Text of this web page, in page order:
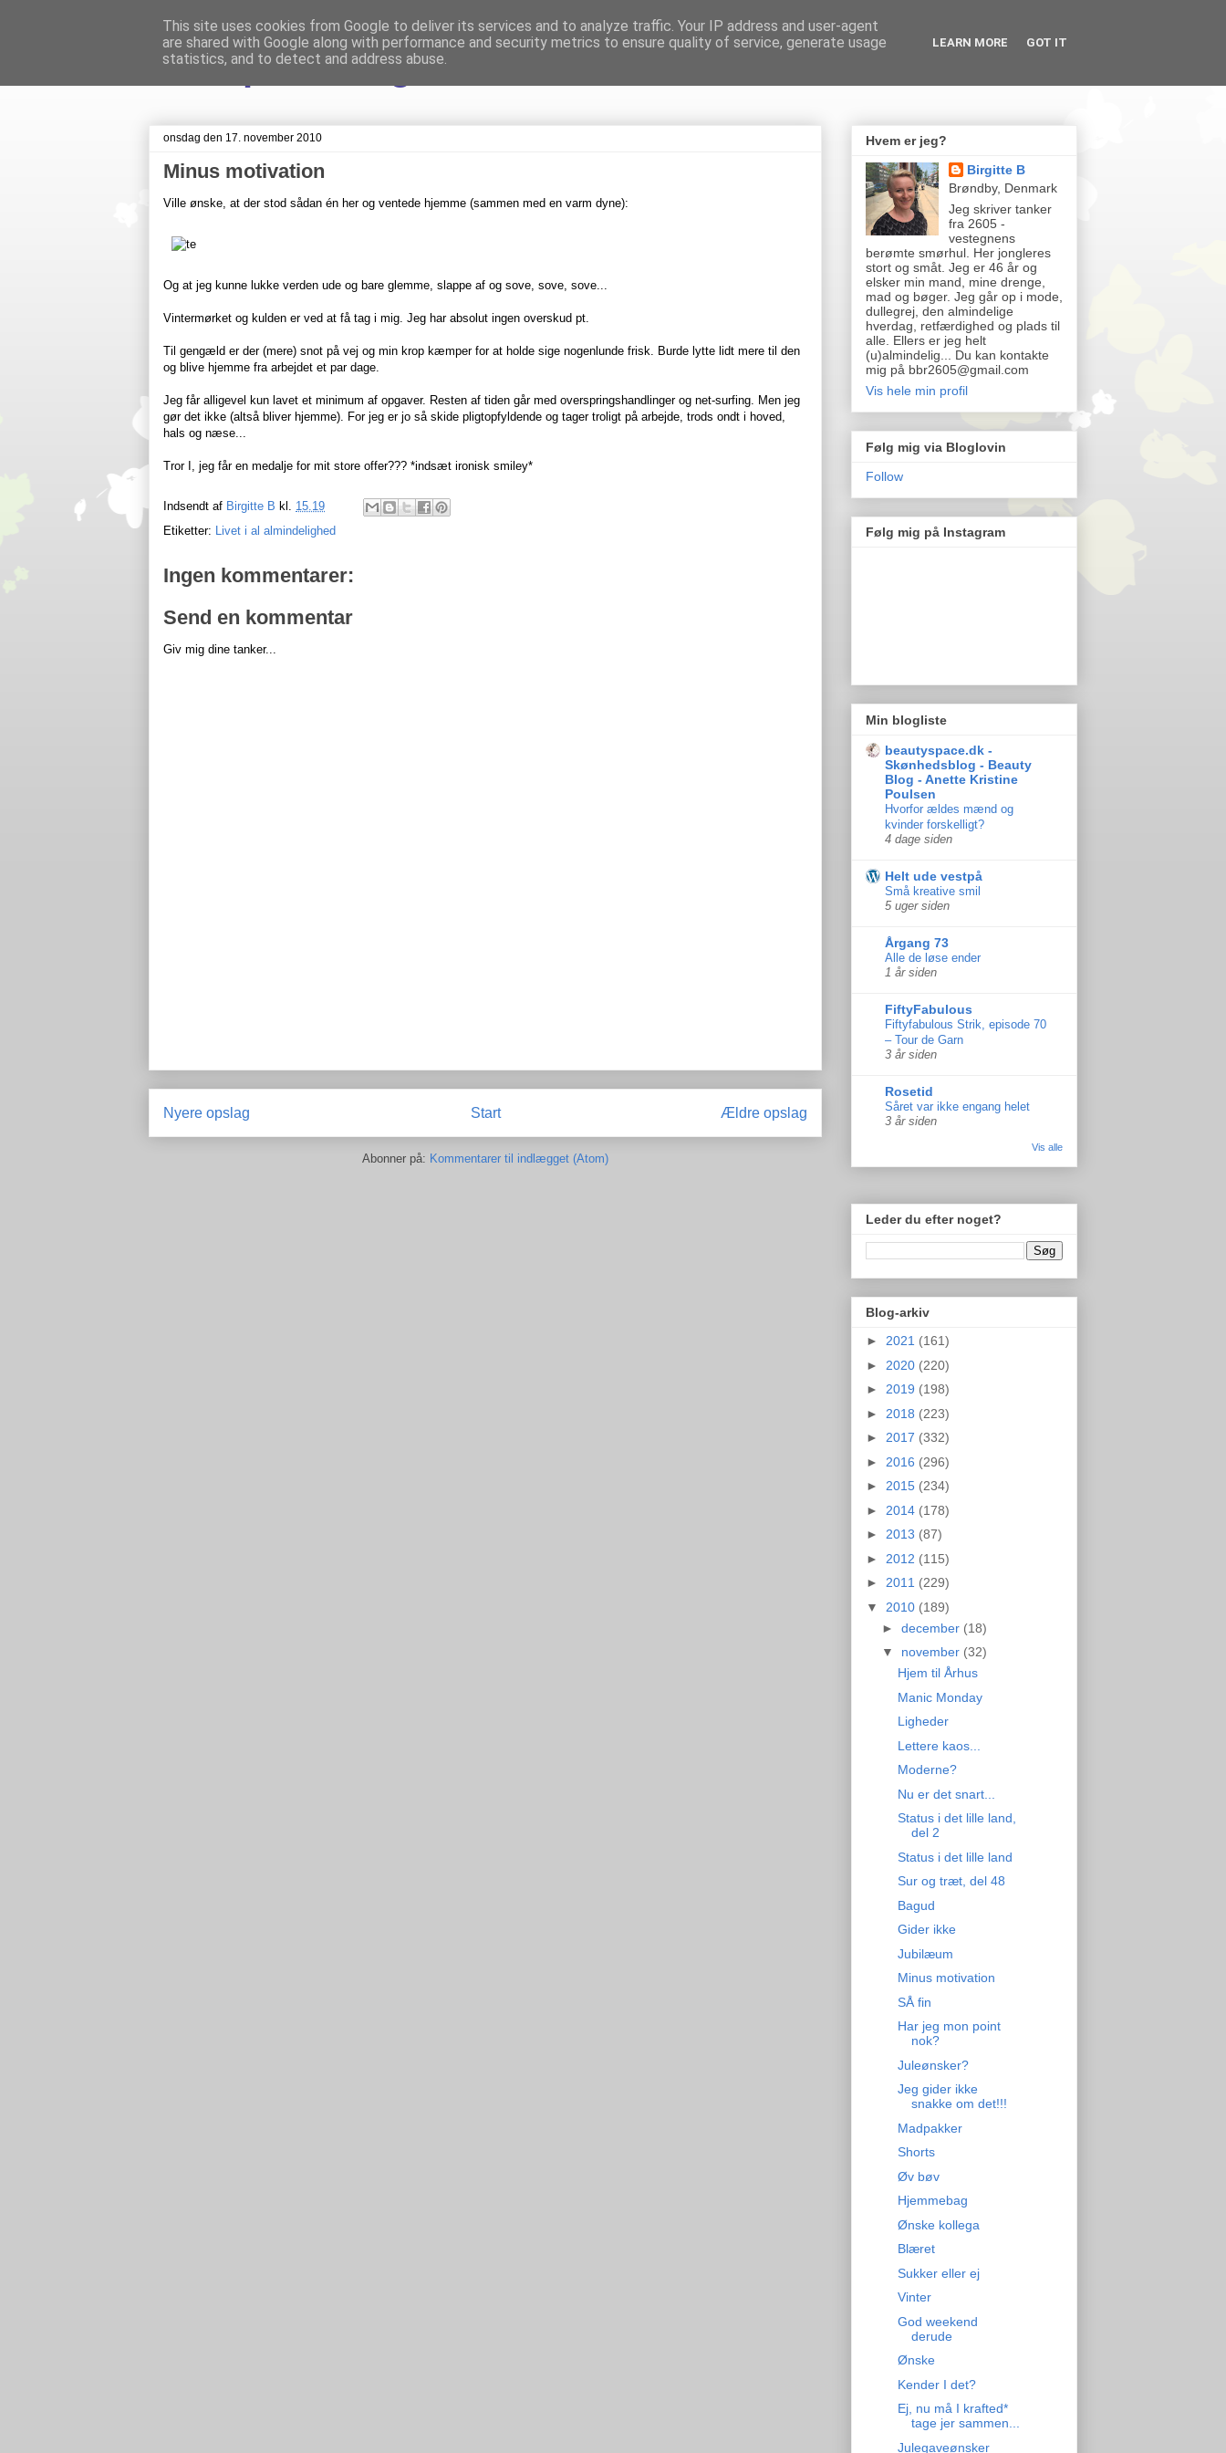
Livet på Vestegnen
onsdag den 17. november 2010
Minus motivation
Ville ønske, at der stod sådan én her og ventede hjemme (sammen med en varm dyne):
Og at jeg kunne lukke verden ude og bare glemme, slappe af og sove, sove, sove...
Vintermørket og kulden er ved at få tag i mig. Jeg har absolut ingen overskud pt.
Til gengæld er der (mere) snot på vej og min krop kæmper for at holde sige nogenlunde frisk. Burde lytte lidt mere til den
og blive hjemme fra arbejdet et par dage.
Jeg får alligevel kun lavet et minimum af opgaver. Resten af tiden går med overspringshandlinger og net-surfing. Men jeg
gør det ikke (altså bliver hjemme). For jeg er jo så skide pligtopfyldende og tager troligt på arbejde, trods ondt i hoved,
hals og næse...
Tror I, jeg får en medalje for mit store offer??? *indsæt ironisk smiley*
Indsendt af Birgitte B kl. 15.19
Etiketter: Livet i al almindelighed
Ingen kommentarer:
Send en kommentar
Giv mig dine tanker...
Nyere opslag Ældre opslag
Start
Abonner på: Kommentarer til indlægget (Atom)
Hvem er jeg?
Birgitte B
Brøndby, Denmark
Jeg skriver tanker
fra 2605 -
vestegnens
berømte smørhul. Her jongleres
stort og småt. Jeg er 46 år og
elsker min mand, mine drenge,
mad og bøger. Jeg går op i mode,
dullegrej, den almindelige
hverdag, retfærdighed og plads til
alle. Ellers er jeg helt
(u)almindelig... Du kan kontakte
mig på bbr2605@gmail.com
Vis hele min profil
Følg mig via Bloglovin
Follow
Følg mig på Instagram
Min blogliste
beautyspace.dk -
Skønhedsblog - Beauty
Blog - Anette Kristine
Poulsen
Hvorfor ældes mænd og
kvinder forskelligt?
4 dage siden
Helt ude vestpå
Små kreative smil
5 uger siden
Årgang 73
Alle de løse ender
1 år siden
FiftyFabulous
Fiftyfabulous Strik, episode 70
– Tour de Garn
3 år siden
Rosetid
Såret var ikke engang helet
3 år siden
Vis alle
Leder du efter noget?
Blog-arkiv
► 2021 (161)
► 2020 (220)
► 2019 (198)
► 2018 (223)
► 2017 (332)
► 2016 (296)
► 2015 (234)
► 2014 (178)
► 2013 (87)
► 2012 (115)
► 2011 (229)
▼ 2010 (189)
► december (18)
▼ november (32)
Hjem til Århus
Manic Monday
Ligheder
Lettere kaos...
Moderne?
Nu er det snart...
Status i det lille land,
del 2
Status i det lille land
Sur og træt, del 48
Bagud
Gider ikke
Jubilæum
Minus motivation
SÅ fin
Har jeg mon point
nok?
Juleønsker?
Jeg gider ikke
snakke om det!!!
Madpakker
Shorts
Øv bøv
Hjemmebag
Ønske kollega
Blæret
Sukker eller ej
Vinter
God weekend
derude
Ønske
Kender I det?
Ej, nu må I krafted*
tage jer sammen...
Julegaveønsker
This site uses cookies from Google to deliver its services and to analyze traffic. Your IP address and user-agent
are shared with Google along with performance and security metrics to ensure quality of service, generate usage
statistics, and to detect and address abuse.
LEARN MORE GOT IT